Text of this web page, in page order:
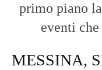
primo piano
eventi
MESSINA,